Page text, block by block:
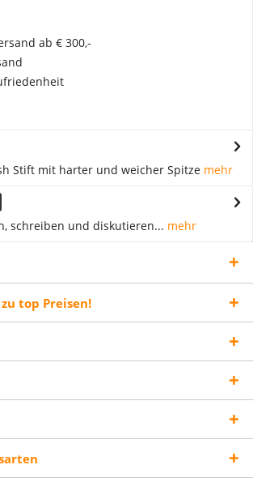
ab € 300,-
Stift mit harter und weicher Spitze mehr
schreiben und diskutieren... mehr
top Preisen!